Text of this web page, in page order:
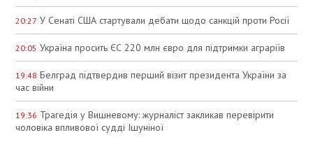
20:27 У Сенаті США стартували дебати щодо санкцій проти Росії
20:05 Україна просить ЄС 220 млн євро для підтримки аграріїв
19:48 Белград підтвердив перший візит президента України за
час війни
19:36 Трагедія у Вишневому: журналіст закликав перевірити
чоловіка впливової судді Ішуніної